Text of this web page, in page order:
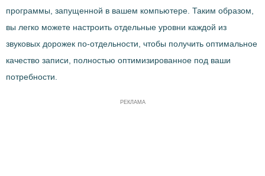
программы, запущенной в вашем компьютере. Таким образом,
вы легко можете настроить отдельные уровни каждой из
звуковых дорожек по-отдельности, чтобы получить оптимальное
качество записи, полностью оптимизированное под ваши
потребности.
РЕКЛАМА